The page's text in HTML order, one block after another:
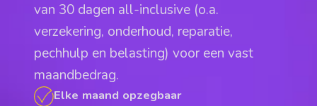
van 30 dagen all-inclusive (o.a.
verzekering, onderhoud, reparatie,
pechhulp en belasting) voor een vast
maandbedrag.
Elke maand opzegbaar